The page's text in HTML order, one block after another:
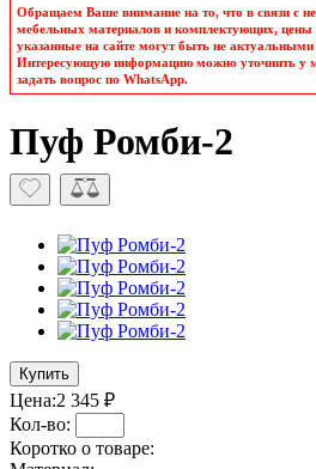
Обращаем Ваше внимание на то, что в связи с
мебельных материалов и комплектующих, цены
указанные на сайте могут быть не
Интересующую информацию можно уточнить у
задать вопрос по WhatsApp.
Пуф Ромби-2
Купить
Цена:2 345 ₽
Кол-во:
Коротко о товаре: